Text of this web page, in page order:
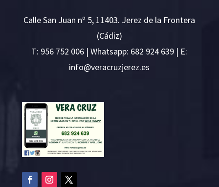
Calle San Juan nº 5, 11403. Jerez de la Frontera
(Cádiz)
T: 956 752 006 | Whatsapp: 682 924 639 | E:
se.ze
rejzu
rcare
v@ofn
i